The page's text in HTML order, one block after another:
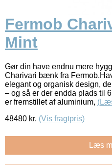
Fermob
Mint
Gør din have endnu mere
Charivari bænk fra
elegant og organisk design,
– og så er der endda plads til
er fremstillet af aluminium,
48480 kr. (Vis fragtpris)
Læs